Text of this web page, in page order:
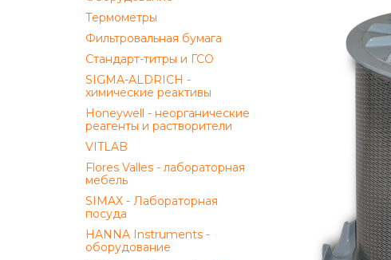
Термометры
Фильтровальная бумага
Стандарт-титры и ГСО
SIGMA-ALDRICH -
химические реактивы
Honeywell - неорганические
реагенты и растворители
VITLAB
Flores Valles - лабораторная
мебель
SIMAX - Лабораторная
посуда
HANNA Instruments -
оборудование